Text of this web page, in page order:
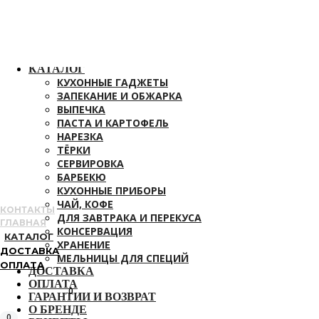
КОНТАКТЫ
ГЛАВНАЯ
КАТАЛОГ
ДОСТАВКА
ОПЛАТА
0
КАТАЛОГ
КУХОННЫЕ ГАДЖЕТЫ
ЗАПЕКАНИЕ И ОБЖАРКА
ВЫПЕЧКА
ПАСТА И КАРТОФЕЛЬ
НАРЕЗКА
ТЁРКИ
СЕРВИРОВКА
БАРБЕКЮ
КУХОННЫЕ ПРИБОРЫ
ЧАЙ, КОФЕ
ДЛЯ ЗАВТРАКА И ПЕРЕКУСА
КОНСЕРВАЦИЯ
ХРАНЕНИЕ
МЕЛЬНИЦЫ ДЛЯ СПЕЦИЙ
ДОСТАВКА
ОПЛАТА
ГАРАНТИИ И ВОЗВРАТ
О БРЕНДЕ